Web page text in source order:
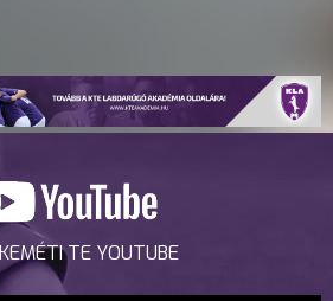
TE YOUTUBE